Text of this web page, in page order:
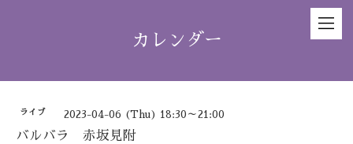
カレンダー
ライブ 2023-04-06 (Thu) 18:30～21:00
バルバラ 赤坂見附